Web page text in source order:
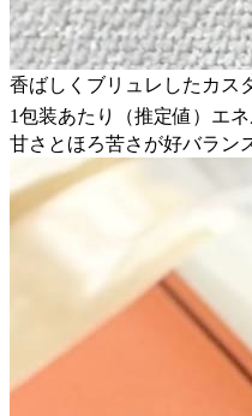
香ばしくブリュレしたカス
1包装あたり（推定値）エ
甘さとほろ苦さが好バラ